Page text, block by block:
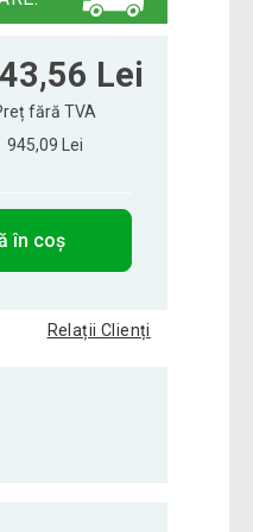
Lei
fără TVA
945,09 Lei
în coș
Relații Clienți